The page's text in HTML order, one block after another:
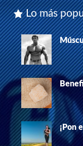
Lo más
¡Pon